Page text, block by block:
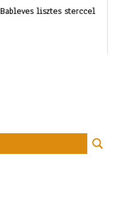
Bableves lisztes sterccel